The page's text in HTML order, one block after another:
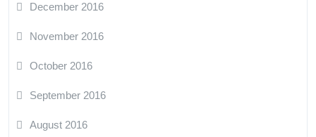
December 2016
November 2016
October 2016
September 2016
August 2016